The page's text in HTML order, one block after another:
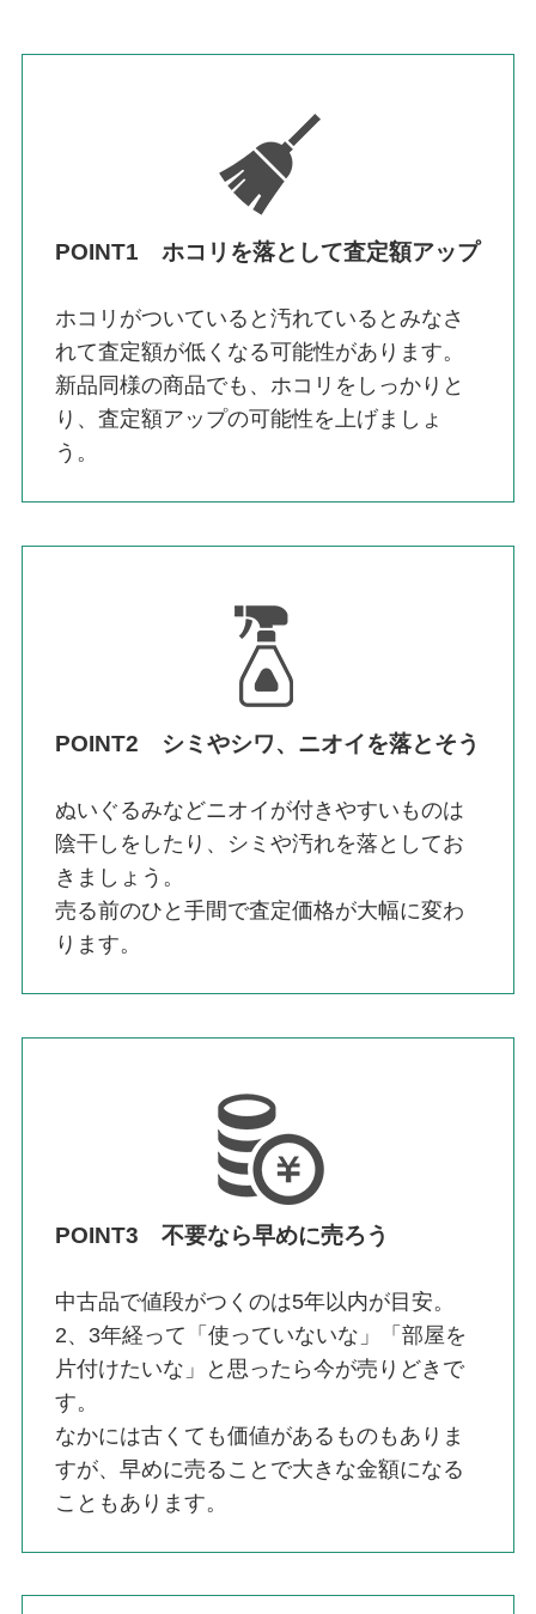
POINT1 ホコリを落として査定額アップ
ホコリがついていると汚れているとみなさ
れて査定額が低くなる可能性があります。
新品同様の商品でも、ホコリをしっかりと
り、査定額アップの可能性を上げましょ
う。
POINT2 シミやシワ、ニオイを落とそう
ぬいぐるみなどニオイが付きやすいものは
陰干しをしたり、シミや汚れを落としてお
きましょう。
売る前のひと手間で査定価格が大幅に変わ
ります。
POINT3 不要なら早めに売ろう
中古品で値段がつくのは5年以内が目安。
2、3年経って「使っていないな」「部屋を
片付けたいな」と思ったら今が売りどきで
す。
なかには古くても価値があるものもありま
すが、早めに売ることで大きな金額になる
こともあります。